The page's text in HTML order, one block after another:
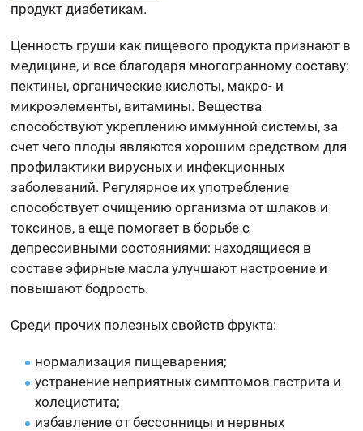
продукт диабетикам.
Ценность груши как пищевого продукта признают в
медицине, и все благодаря многогранному составу:
пектины, органические кислоты, макро- и
микроэлементы, витамины. Вещества
способствуют укреплению иммунной системы, за
счет чего плоды являются хорошим средством для
профилактики вирусных и инфекционных
заболеваний. Регулярное их употребление
способствует очищению организма от шлаков и
токсинов, а еще помогает в борьбе с
депрессивными состояниями: находящиеся в
составе эфирные масла улучшают настроение и
повышают бодрость.
Среди прочих полезных свойств фрукта:
нормализация пищеварения;
устранение неприятных симптомов гастрита и
холецистита;
избавление от бессонницы и нервных